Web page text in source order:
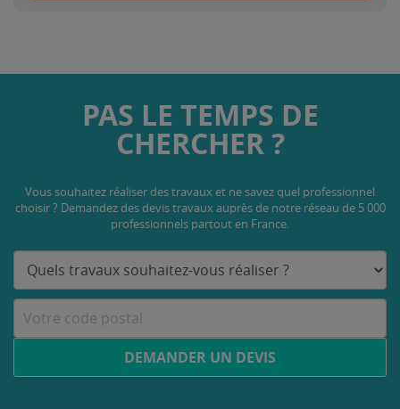
PAS LE TEMPS DE
CHERCHER ?
Vous souhaitez réaliser des travaux et ne savez quel professionnel
choisir ? Demandez des devis travaux auprès de notre réseau de 5 000
professionnels partout en France.
DEMANDER UN DEVIS